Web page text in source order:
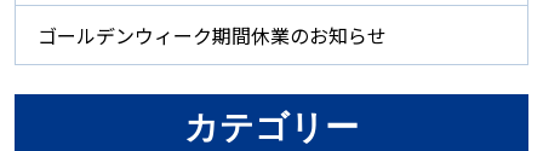
ゴールデンウィーク期間休業のお知らせ
カテゴリー